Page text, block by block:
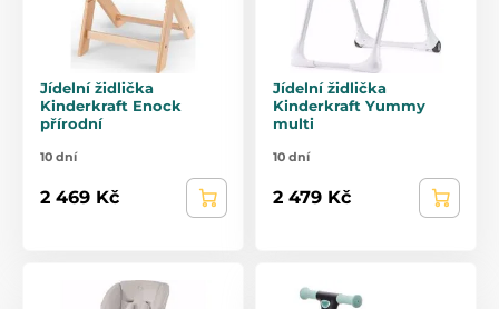
Jídelní židlička
Kinderkraft Enock
přírodní
10 dní
2 469 Kč
Jídelní židlička
Kinderkraft Yummy
multi
10 dní
2 479 Kč